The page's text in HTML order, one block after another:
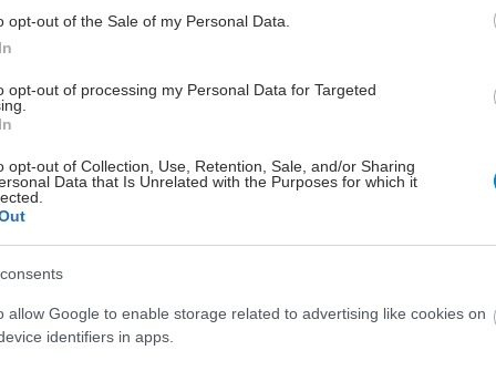
opt-out of the Sale of my Personal Data.
opt-out of processing my Personal Data for Targeted
opt-out of Collection, Use, Retention, Sale, and/or Sharing
Data that Is Unrelated with the Purposes for which it
allow Google to enable storage related to advertising like cookies on
identifiers in apps.
ή έγκυες γυναίκες.
για το 2025 δεν είναι ακόμη διαθέσιμοι. Ωστόσο ο
«αύξηση του αριθμού των παιδιών που θα
ελονοσία φέτος, εν μέρει λόγω της μείωσης της
τον αξιωματούχο, ανάλυση που έκανε η οργάνωση
(σ.σ.: Αντιστρέψτε την πορεία της ελονοσίας),
Παγκόσμιου Ταμείου στον αγώνα για την
της ελονοσίας, αφήνει να εννοηθεί ότι μπορεί να
ανησυχίες όσον αφορά τις πιο μακροπρόθεσμες